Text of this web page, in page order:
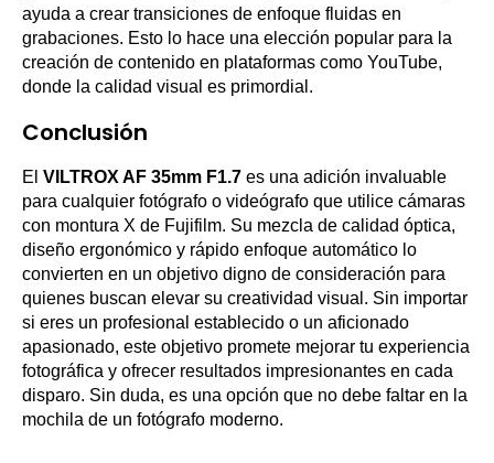
ayuda a crear transiciones de enfoque fluidas en
grabaciones. Esto lo hace una elección popular para la
creación de contenido en plataformas como YouTube,
donde la calidad visual es primordial.
Conclusión
El VILTROX AF 35mm F1.7 es una adición invaluable
para cualquier fotógrafo o videógrafo que utilice cámaras
con montura X de Fujifilm. Su mezcla de calidad óptica,
diseño ergonómico y rápido enfoque automático lo
convierten en un objetivo digno de consideración para
quienes buscan elevar su creatividad visual. Sin importar
si eres un profesional establecido o un aficionado
apasionado, este objetivo promete mejorar tu experiencia
fotográfica y ofrecer resultados impresionantes en cada
disparo. Sin duda, es una opción que no debe faltar en la
mochila de un fotógrafo moderno.